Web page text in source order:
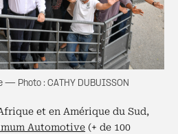
— Photo : CATHY DUBUISSON
et en Amérique du Sud,
Automotive (+ de 100